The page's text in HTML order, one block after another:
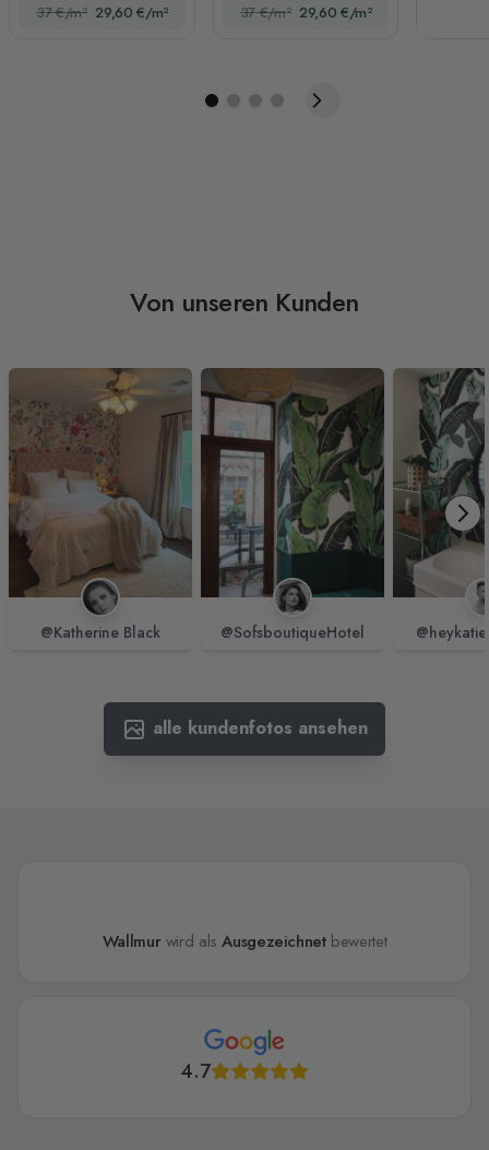
Bambuslandschaft mit
37 €/m² 29,60 €/m² 37 €/m² 29,60 €/m²
Von unseren Kunden
@Katherine Black @SofsboutiqueHotel
alle kundenfotos ansehen
Wallmur wird alsAusgezeichnetbewertet
4.7